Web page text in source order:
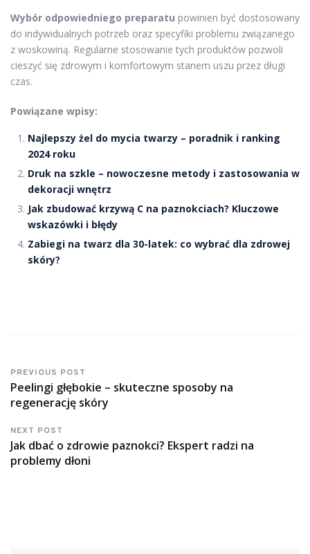
Wybór odpowiedniego preparatu powinien być dostosowany
do indywidualnych potrzeb oraz specyfiki problemu związanego
z woskowiną. Regularne stosowanie tych produktów pozwoli
cieszyć się zdrowym i komfortowym stanem uszu przez długi
czas.
Powiązane wpisy:
Najlepszy żel do mycia twarzy – poradnik i ranking
2024 roku
Druk na szkle – nowoczesne metody i zastosowania w
dekoracji wnętrz
Jak zbudować krzywą C na paznokciach? Kluczowe
wskazówki i błędy
Zabiegi na twarz dla 30-latek: co wybrać dla zdrowej
skóry?
PREVIOUS POST
Peelingi głębokie – skuteczne sposoby na
regenerację skóry
NEXT POST
Jak dbać o zdrowie paznokci? Ekspert radzi na
problemy dłoni